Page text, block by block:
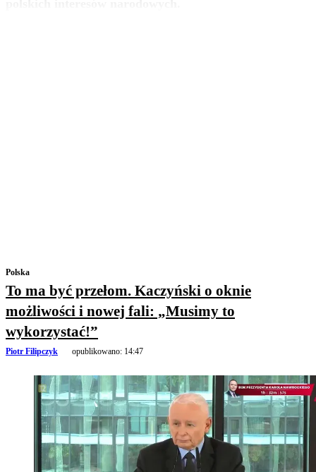
Polska
To ma być przełom. Kaczyński o oknie
możliwości i nowej fali: „Musimy to
wykorzystać!”
Piotr Filipczyk opublikowano: 14:47